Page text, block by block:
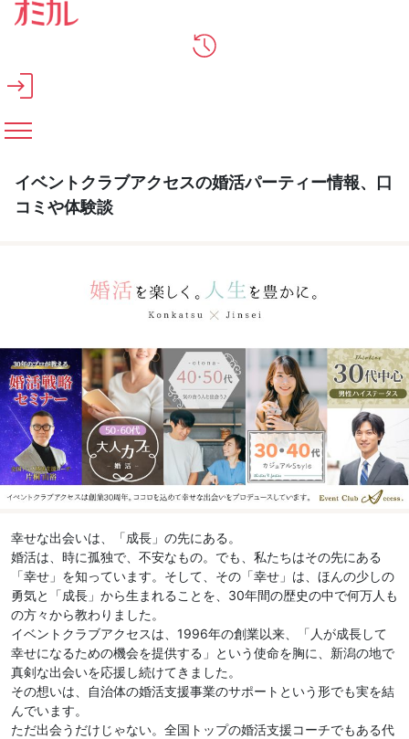
メインコンテンツへスキップ
イベントクラブアクセスの婚活パーティー情報、口
コミや体験談
幸せな出会いは、「成長」の先にある。
婚活は、時に孤独で、不安なもの。でも、私たちはその先にある
「幸せ」を知っています。そして、その「幸せ」は、ほんの少しの
勇気と「成長」から生まれることを、30年間の歴史の中で何万人も
の方々から教わりました。
イベントクラブアクセスは、1996年の創業以来、「人が成長して
幸せになるための機会を提供する」という使命を胸に、新潟の地で
真剣な出会いを応援し続けてきました。
その想いは、自治体の婚活支援事業のサポートという形でも実を結
んでいます。
ただ出会うだけじゃない。全国トップの婚活支援コーチでもある代